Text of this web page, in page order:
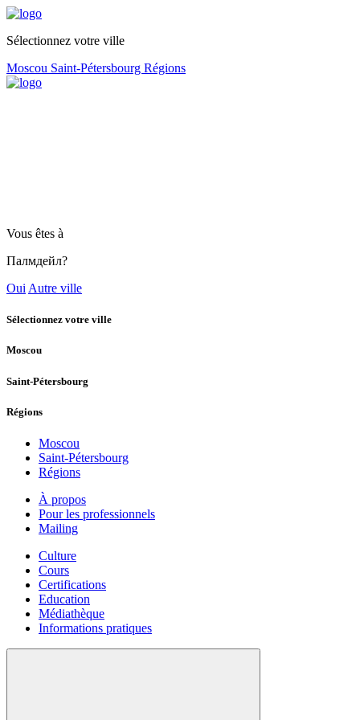
Sélectionnez votre ville
Moscou Saint-Pétersbourg Régions
Vous êtes à
Палмдейл?
Oui Autre ville
Sélectionnez votre ville
Moscou
Saint-Pétersbourg
Régions
Moscou
Saint-Pétersbourg
Régions
À propos
Pour les professionnels
Mailing
Culture
Cours
Certifications
Education
Médiathèque
Informations pratiques